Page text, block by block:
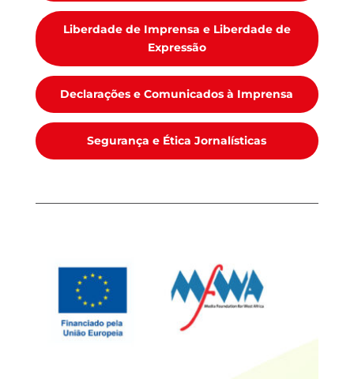
Liberdade de Imprensa e Liberdade de
Expressão
Declarações e Comunicados à Imprensa
Segurança e Ética Jornalísticas